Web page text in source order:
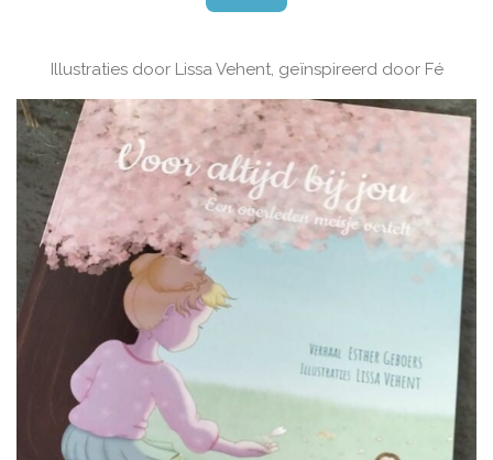
Illustraties door Lissa Vehent, geïnspireerd door Fé